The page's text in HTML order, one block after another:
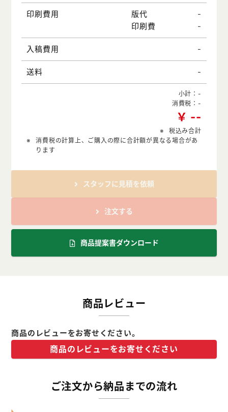
印刷費用 版代
-
印刷費
-
入稿費用 -
送料 -
小計： -
消費税： -
￥ --
税込み合計
消費税の計算上、ご購入の際に合計額が異なる場合があ
ります
スタッフに見積を依頼
注文する
商品提案書ダウンロード
商品レビュー
商品のレビューをお寄せください。
商品のレビューをお寄せください
ご注文から納品までの流れ